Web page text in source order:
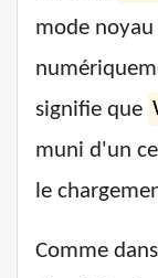
mode
signifie que
muni d'un
le
Comme